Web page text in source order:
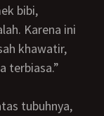
bibi,
Karena ini
khawatir,
terbiasa.”